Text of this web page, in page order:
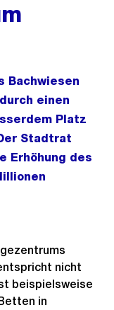
Bachwiesen
einen
Platz
Stadtrat
Erhöhung des
nicht
beispielsweise
in